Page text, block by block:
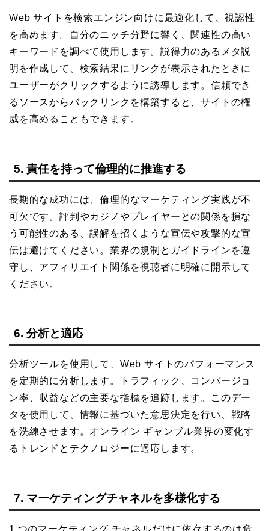
Web サイトを検索エンジン向けに最適化して、視認性
を高めます。自分のニッチ分野に響く、関連性の高い
キーワードを調べて使用します。説得力のあるメタ説
明を作成して、検索結果にリンクが表示されたときに
ユーザーがクリックするように誘導します。信頼でき
るソースからバックリンクを構築すると、サイトの権
威を高めることもできます。
5. 責任を持って倫理的に推進する
長期的な成功には、倫理的なマーケティング実践が不
可欠です。評判やカジノやプレイヤーとの関係を損な
う可能性のある、誤解を招くような宣伝や攻撃的な宣
伝は避けてください。業界の規制とガイドラインを遵
守し、アフィリエイト関係を視聴者に明確に開示して
ください。
6. 分析と適応
分析ツールを使用して、Web サイトのパフォーマンス
を定期的に分析します。トラフィック、コンバージョ
ン率、収益などの主要な指標を追跡します。このデー
タを使用して、情報に基づいた意思決定を行い、戦略
を洗練させます。オンライン ギャンブル業界の変化す
るトレンドとテクノロジーに適応します。
7. マーケティングチャネルを多様化する
1 つのマーケティング チャネルだけに依存するのは危